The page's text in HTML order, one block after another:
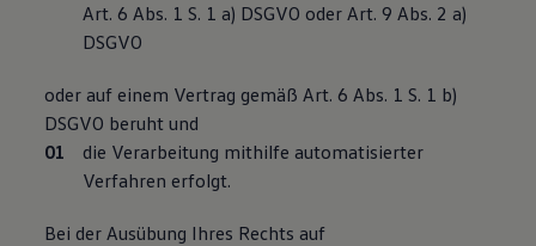
Art. 6 Abs. 1 S. 1 a) DSGVO oder Art. 9 Abs. 2 a)
DSGVO
oder auf einem Vertrag gemäß Art. 6 Abs. 1 S. 1 b)
DSGVO beruht und
die Verarbeitung mithilfe automatisierter
Verfahren erfolgt.
Bei der Ausübung Ihres Rechts auf